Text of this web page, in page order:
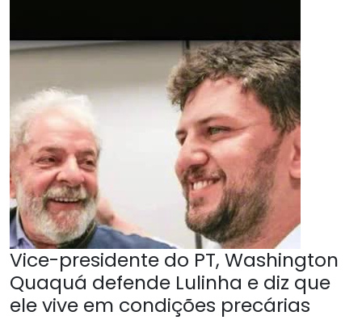
Vice-presidente do PT, Washington
Quaquá defende Lulinha e diz que
ele vive em condições precárias